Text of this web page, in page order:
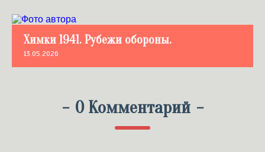
Химки 1941. Рубежи обороны.
13.05.2026
- 0 Комментарий -